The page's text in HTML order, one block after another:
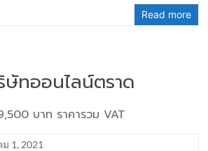
Read more
ษัทออนไลน์ตราด
บาท ราคารวม VAT
1, 2021